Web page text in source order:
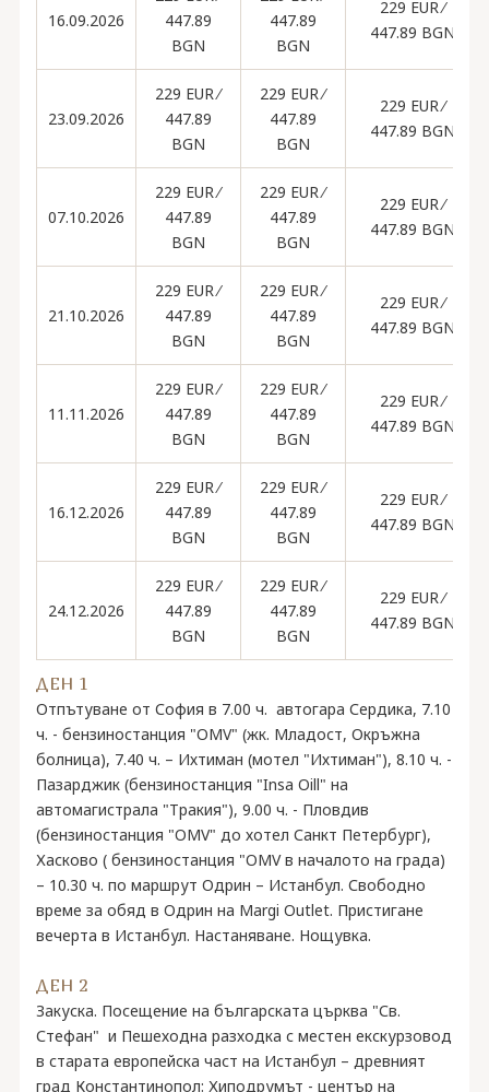
16.09.2026
447.89
BGN
447.89
BGN
229 EUR ∕
447.89 BGN
23.09.2026
229 EUR ∕
447.89
BGN
229 EUR ∕
447.89
BGN
229 EUR ∕
447.89 BGN
07.10.2026
229 EUR ∕
447.89
BGN
229 EUR ∕
447.89
BGN
229 EUR ∕
447.89 BGN
21.10.2026
229 EUR ∕
447.89
BGN
229 EUR ∕
447.89
BGN
229 EUR ∕
447.89 BGN
11.11.2026
229 EUR ∕
447.89
BGN
229 EUR ∕
447.89
BGN
229 EUR ∕
447.89 BGN
16.12.2026
229 EUR ∕
447.89
BGN
229 EUR ∕
447.89
BGN
229 EUR ∕
447.89 BGN
24.12.2026
229 EUR ∕
447.89
BGN
229 EUR ∕
447.89
BGN
229 EUR ∕
447.89 BGN
ДЕН 1
Отпътуване от София в 7.00 ч. автогара Сердика, 7.10
ч. - бензиностанция "OMV" (жк. Младост, Окръжна
болница), 7.40 ч. – Ихтиман (мотел "Ихтиман"), 8.10 ч. -
Пазарджик (бензиностанция "Insa Oill" на
автомагистрала "Тракия"), 9.00 ч. - Пловдив
(бензиностанция "OMV" до хотел Санкт Петербург),
Хасково ( бензиностанция "OMV в началото на града)
– 10.30 ч. по маршрут Одрин – Истанбул. Свободно
време за обяд в Одрин на Margi Outlet. Пристигане
вечерта в Истанбул. Настаняване. Нощувка.
ДЕН 2
Закуска. Посещение на българската църква "Св.
Стефан" и Пешеходна разходка с местен екскурзовод
в старата европейска част на Истанбул – древният
град Константинопол: Хиподрумът - център на